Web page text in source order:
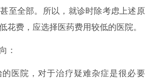
至全部。所以，就诊时除考虑上述原
花费，应选择医药费用较低的医院。
：
医院，对于治疗疑难杂症是很必要